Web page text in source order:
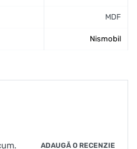
MDF
Nismobil
ADAUGĂ O RECENZIE